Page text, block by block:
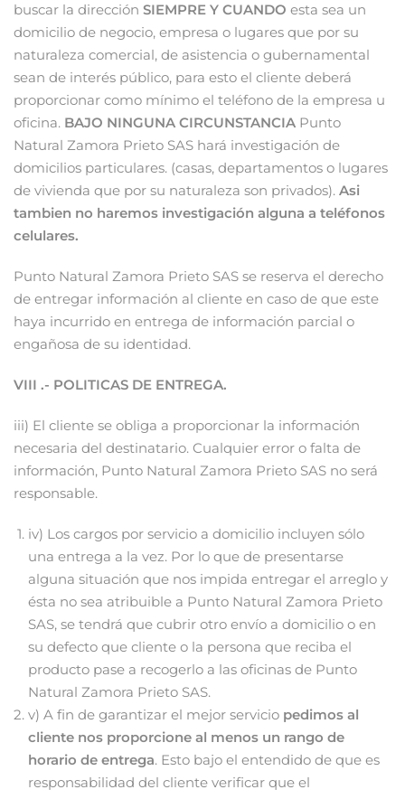
buscar la dirección SIEMPRE Y CUANDO esta sea un
domicilio de negocio, empresa o lugares que por su
naturaleza comercial, de asistencia o gubernamental
sean de interés público, para esto el cliente deberá
proporcionar como mínimo el teléfono de la empresa u
oficina. BAJO NINGUNA CIRCUNSTANCIA Punto
Natural Zamora Prieto SAS hará investigación de
domicilios particulares. (casas, departamentos o lugares
de vivienda que por su naturaleza son privados). Asi
tambien no haremos investigación alguna a teléfonos
celulares.
Punto Natural Zamora Prieto SAS se reserva el derecho
de entregar información al cliente en caso de que este
haya incurrido en entrega de información parcial o
engañosa de su identidad.
VIII .- POLITICAS DE ENTREGA.
iii) El cliente se obliga a proporcionar la información
necesaria del destinatario. Cualquier error o falta de
información, Punto Natural Zamora Prieto SAS no será
responsable.
iv) Los cargos por servicio a domicilio incluyen sólo
una entrega a la vez. Por lo que de presentarse
alguna situación que nos impida entregar el arreglo y
ésta no sea atribuible a Punto Natural Zamora Prieto
SAS, se tendrá que cubrir otro envío a domicilio o en
su defecto que cliente o la persona que reciba el
producto pase a recogerlo a las oficinas de Punto
Natural Zamora Prieto SAS.
v) A fin de garantizar el mejor servicio pedimos al
cliente nos proporcione al menos un rango de
horario de entrega. Esto bajo el entendido de que es
responsabilidad del cliente verificar que el